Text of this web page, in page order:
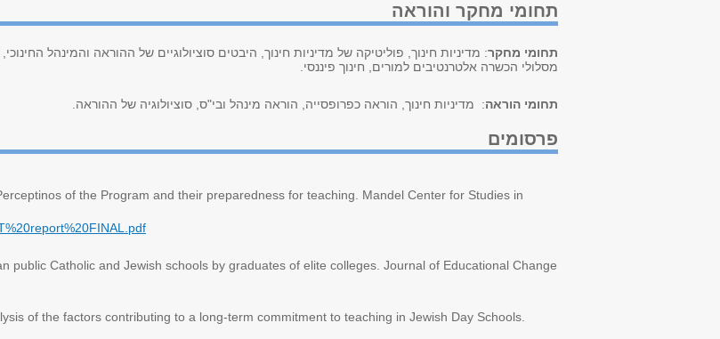
תחומי מחקר והוראה
תחומי מחקר: מדיניות חינוך, פוליטיקה של מדיניות חינוך, היבטים סוציולוגיים של ההוראה והמינהל
מסלולי הכשרה אלטרנטיבים למורים, חינוך פיננסי.
תחומי הוראה: מדיניות חינוך, הוראה כפרופסייה, הוראה מינהל ובי"ס, סוציולוגיה של ההוראה.
פרסומים
of the Program and their preparedness for teaching. Mandel Center for Studies in
public Catholic and Jewish schools by graduates of elite colleges. Journal of Educational Change
of the factors contributing to a long-term commitment to teaching in Jewish Day Schools.